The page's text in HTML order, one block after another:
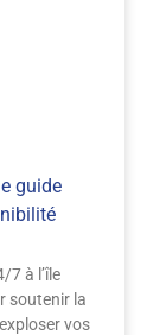
guide
7 à l’île
soutenir la
vos